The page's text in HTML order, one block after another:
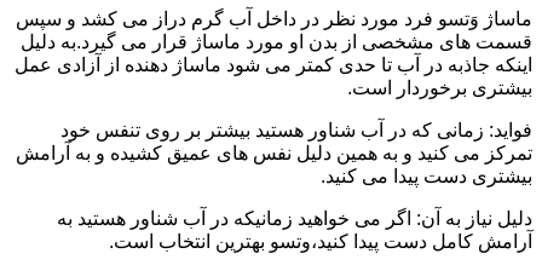
ماساژ وَتسو فرد مورد نظر در داخل آب گرم دراز می کشد و سپس
قسمت های مشخصی از بدن او مورد ماساژ قرار می گیرد.به دلیل
اینکه جاذبه در آب تا حدی کمتر می شود ماساژ دهنده از آزادی عمل
بیشتری برخوردار است.
فواید: زمانی که در آب شناور هستید بیشتر بر روی تنفس خود
تمرکز می کنید و به همین دلیل نفس های عمیق کشیده و به آرامش
بیشتری دست پیدا می کنید.
دلیل نیاز به آن: اگر می خواهید زمانیکه در آب شناور هستید به
آرامش کامل دست پیدا کنید،وتسو بهترین انتخاب است.